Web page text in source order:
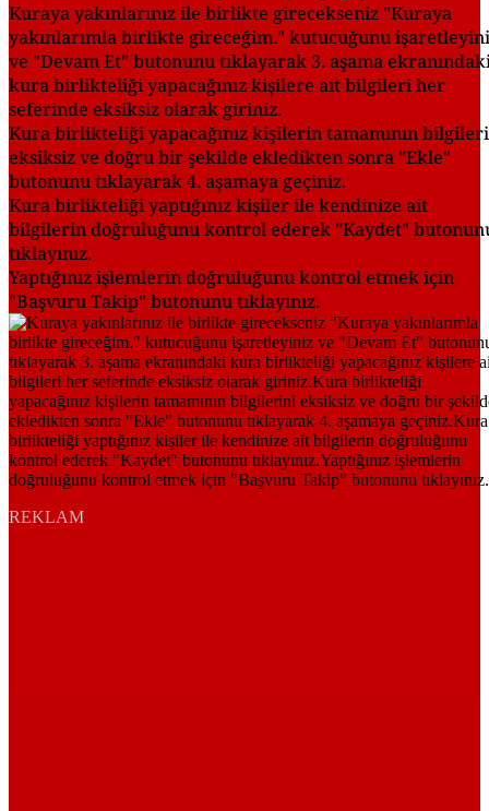
Kuraya yakınlarınız ile birlikte girecekseniz "Kuraya
yakınlarımla birlikte gireceğim." kutucuğunu
ve "Devam Et" butonunu tıklayarak 3. aşama
kura birlikteliği yapacağınız kişilere ait bilgileri her
seferinde eksiksiz olarak giriniz.
Kura birlikteliği yapacağınız kişilerin tamamının
eksiksiz ve doğru bir şekilde ekledikten sonra "Ekle"
butonunu tıklayarak 4. aşamaya geçiniz.
Kura birlikteliği yaptığınız kişiler ile kendinize ait
bilgilerin doğruluğunu kontrol ederek "Kaydet"
tıklayınız.
Yaptığınız işlemlerin doğruluğunu kontrol etmek için
"Başvuru Takip" butonunu tıklayınız.
REKLAM